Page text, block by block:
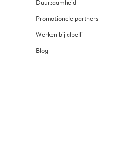
Duurzaamheid
Promotionele partners
Werken bij albelli
Blog